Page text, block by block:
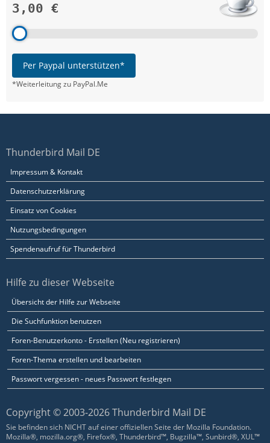
3,00 €
Per Paypal unterstützen*
*Weiterleitung zu PayPal.Me
Thunderbird Mail DE
Impressum & Kontakt
Datenschutzerklärung
Einsatz von Cookies
Nutzungsbedingungen
Spendenaufruf für Thunderbird
Hilfe zu dieser Webseite
Übersicht der Hilfe zur Webseite
Die Suchfunktion benutzen
Foren-Benutzerkonto - Erstellen (Neu registrieren)
Foren-Thema erstellen und bearbeiten
Passwort vergessen - neues Passwort festlegen
Copyright © 2003-2026 Thunderbird Mail DE
Sie befinden sich NICHT auf einer offiziellen Seite der Mozilla Foundation.
Mozilla®, mozilla.org®, Firefox®, Thunderbird™, Bugzilla™, Sunbird®, XUL™